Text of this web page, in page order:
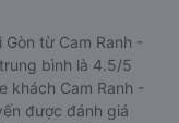
từ Cam Ranh -
bình là 4.5/5
khách Cam Ranh -
được đánh giá